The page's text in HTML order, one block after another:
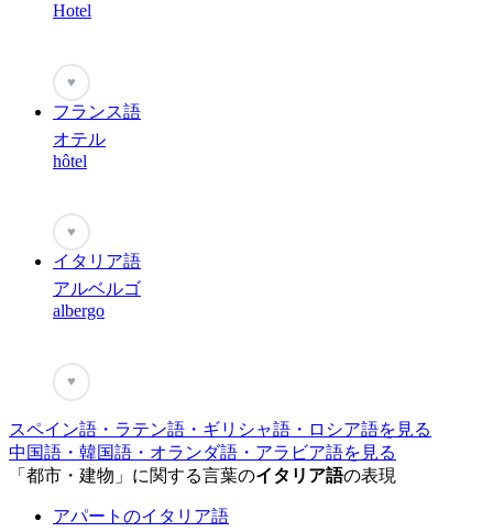
Hotel
♥
フランス語
オテル
hôtel
♥
イタリア語
アルベルゴ
albergo
♥
スペイン語・ラテン語・ギリシャ語・ロシア語を見る
中国語・韓国語・オランダ語・アラビア語を見る
「都市・建物」に関する言葉のイタリア語の表現
アパートのイタリア語